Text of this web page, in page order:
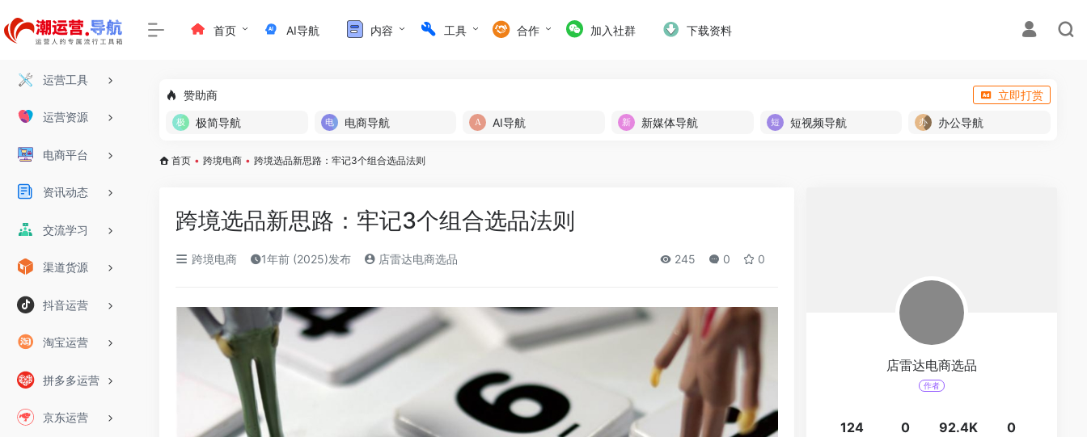
运营工具
运营资源
电商平台
资讯动态
交流学习
渠道货源
抖音运营
淘宝运营
拼多多运营
京东运营
首页 AI导航 内容 工具 合作 加入社群 下载资料
赞助商
立即打赏
极简导航
电商导航 AI导航 新媒体导航 短视频导航 办公导航
首页 • 跨境电商 • 跨境选品新思路：牢记3个组合选品法则
跨境选品新思路：牢记3个组合选品法则
跨境电商 1年前 (2025)发布 店雷达电商选品 245 0 0
店雷达电商选品
作者
124 0 92.4K 0